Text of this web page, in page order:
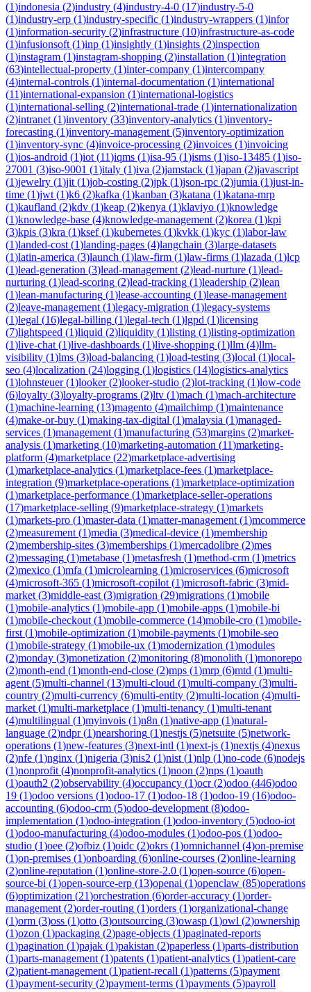
(1)indonesia (2)industry (4)industry-4-0 (17)industry-5-0
(1)industry-erp (1)industry-specific (1)industry-wrappers (1)infor
(1)information-security (2)infrastructure (10)infrastructure-as-code
(1)infusionsoft (1)inp (1)insightly (1)insights (2)inspection
(1)instagram (1)instagram-shopping (2)installation (1)integration
(63)intellectual-property (1)inter-company (1)intercompany
(4)internal-controls (1)internal-documentation (1)international
(11)international-expansion (1)international-logistics
(1)international-selling (2)international-trade (1)internationalization
(2)intranet (1)inventory (33)inventory-analytics (1)inventory-
forecasting (1)inventory-management (5)inventory-optimization
(1)inventory-sync (4)invoice-processing (2)invoices (1)invoicing
(1)ios-android (1)iot (11)iqms (1)isa-95 (1)isms (1)iso-13485 (1)iso-
27001 (3)iso-9001 (1)italy (1)iva (2)jamstack (1)japan (2)javascript
(1)jewelry (1)jit (1)job-costing (2)jpk (1)json-rpc (2)jumia (1)just-in-
time (1)jwt (1)k6 (2)kafka (1)kanban (3)katana (1)katana-mrp
(1)kaufland (2)kdv (1)keap (2)kenya (1)klaviyo (1)knowledge
(1)knowledge-base (4)knowledge-management (2)korea (1)kpi
(3)kpis (3)kra (1)ksef(1)kubernetes (1)kvkk (1)kyc (1)labor-law
(1)landed-cost (1)landing-pages (4)langchain (3)large-datasets
(1)latin-america (3)launch (1)law-firm (1)law-firms (1)lazada (1)lcp
(1)lead-generation (3)lead-management (2)lead-nurture (1)lead-
nurturing (1)lead-scoring (2)lead-tracking (1)leadership (2)lean
(1)lean-manufacturing (1)lease-accounting (1)lease-management
(2)leave-management (1)legacy-migration (1)legacy-systems
(1)legal (16)legal-billing (1)legal-tech (1)lgpd (1)licensing
(7)lightspeed (1)liquid (2)liquidity (1)listing (1)listing-optimization
(1)live-chat (1)live-dashboards (1)live-shopping (1)llm (4)llm-
visibility (1)lms (3)load-balancing (1)load-testing (3)local (1)local-
seo (4)localization (24)logging (1)logistics (14)logistics-analytics
(1)lohnsteuer(1)looker(2)looker-studio (2)lot-tracking (1)low-code
(6)loyalty (3)loyalty-programs (2)ltv (1)mach (1)mach-architecture
(1)machine-learning (13)magento (4)mailchimp (1)maintenance
(4)make-or-buy (1)making-tax-digital (1)malaysia (1)managed-
services (1)management (1)manufacturing (53)margins (2)market-
analysis (1)marketing (10)marketing-automation (11)marketing-
platform (4)marketplace (22)marketplace-advertising
(1)marketplace-analytics (1)marketplace-fees (1)marketplace-
integration (9)marketplace-operations (1)marketplace-optimization
(1)marketplace-performance (1)marketplace-seller-operations
(17)marketplace-selling (9)marketplace-strategy (1)markets
(1)markets-pro (1)master-data (1)matter-management (1)mcommerce
(2)measurement (1)media (3)medical-device (1)membership
(2)membership-sites (3)memberships (1)mercadolibre (2)mes
(2)messaging (1)metabase (1)metasfresh (1)method-crm (1)metrics
(2)mexico (1)mfa (1)microlearning (1)microservices (6)microsoft
(4)microsoft-365 (1)microsoft-copilot (1)microsoft-fabric (3)mid-
market (3)middle-east (3)migration (29)migrations (1)mobile
(1)mobile-analytics (1)mobile-app (1)mobile-apps (1)mobile-bi
(1)mobile-checkout (1)mobile-commerce (14)mobile-cro (1)mobile-
first (1)mobile-optimization (1)mobile-payments (1)mobile-seo
(1)mobile-strategy (1)mobile-ux (1)modernization (1)modules
(2)monday (3)monetization (2)monitoring (8)monolith (1)monorepo
(2)month-end (1)month-end-close (2)mps (1)mrp (6)mtd (1)multi-
agent (5)multi-channel (13)multi-cloud (1)multi-company (3)multi-
country (2)multi-currency (6)multi-entity (2)multi-location (4)multi-
market (1)multi-marketplace (1)multi-tenancy (1)multi-tenant
(4)multilingual (1)myinvois (1)n8n (1)native-app (1)natural-
language (2)ndpr(1)nearshoring (1)nestjs (5)netsuite (5)network-
operations (1)new-features (3)next-intl (1)next-js (1)nextjs (4)nexus
(2)nfe (1)nginx (1)nigeria (3)nis2 (1)nist (1)nlp (1)no-code (6)nodejs
(1)nonprofit (4)nonprofit-analytics (1)noon (2)nps (1)oauth
(1)oauth2 (2)observability (4)occupancy (1)ocr(2)odoo (446)odoo
19 (1)odoo versions (1)odoo-17 (1)odoo-18 (1)odoo-19 (16)odoo-
accounting (6)odoo-crm (5)odoo-development (8)odoo-
implementation (1)odoo-integration (1)odoo-inventory (5)odoo-iot
(1)odoo-manufacturing (4)odoo-modules (1)odoo-pos (1)odoo-
studio (1)oee (2)ofbiz (1)oidc (2)okrs (1)omnichannel (4)on-premise
(1)on-premises (1)onboarding (6)online-courses (2)online-learning
(2)online-reputation (1)online-store-2.0 (1)open-source (6)open-
source-bi (1)open-source-erp (13)openai (1)openclaw (85)operations
(6)optimization (21)orchestration (6)order-accuracy (1)order-
management (2)order-routing (1)orders (1)organizational-change
(1)orm (3)oss (1)otto (3)outsourcing (3)owasp (1)owl (2)ownership
(1)ozon (1)packaging (2)page-objects (1)paginated-reports
(1)pagination (1)pajak (1)pakistan (2)paperless (1)parts-distribution
(1)parts-management (1)patents (1)patient-analytics (1)patient-care
(2)patient-management (1)patient-recall (1)patterns (5)payment
(1)payment-security (2)payment-terms (1)payments (5)payroll